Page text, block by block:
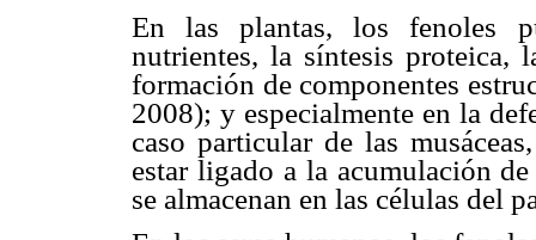
En las plantas, los fenoles
nutrientes, la síntesis proteica,
formación de componentes
2008); y especialmente en la
caso particular de las
estar ligado a la acumulación
se almacenan en las células del